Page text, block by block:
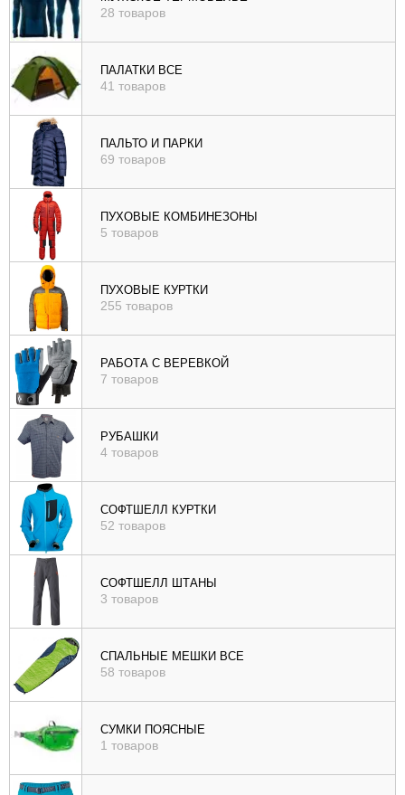
28 товаров
ПАЛАТКИ ВСЕ
41 товаров
ПАЛЬТО И ПАРКИ
69 товаров
ПУХОВЫЕ КОМБИНЕЗОНЫ
5 товаров
ПУХОВЫЕ КУРТКИ
255 товаров
РАБОТА С ВЕРЕВКОЙ
7 товаров
РУБАШКИ
4 товаров
СОФТШЕЛЛ КУРТКИ
52 товаров
СОФТШЕЛЛ ШТАНЫ
3 товаров
СПАЛЬНЫЕ МЕШКИ ВСЕ
58 товаров
СУМКИ ПОЯСНЫЕ
1 товаров